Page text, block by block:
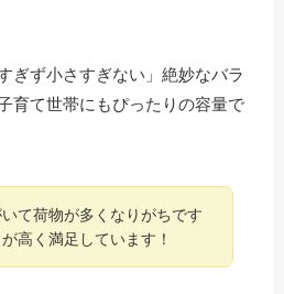
ぎず小さすぎない」絶妙なバラ
育て世帯にもぴったりの容量で
て荷物が多くなりがちです
高く満足しています！